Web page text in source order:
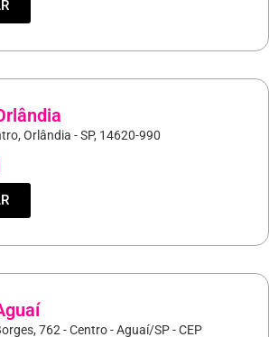
Orlândia - SP, 14620-990
762 - Centro - Aguaí/SP - CEP